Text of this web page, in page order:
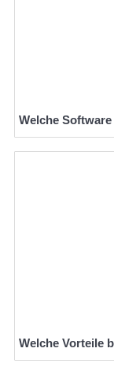
Welche
Welche Vorteile